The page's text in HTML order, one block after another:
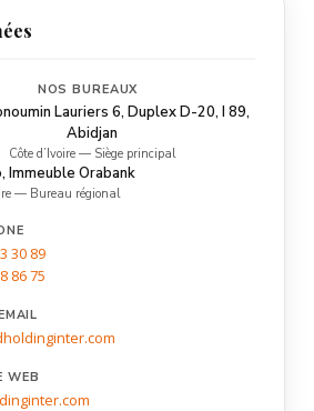
Connexion
un devis gratuit
NOS BUREAUX
Lauriers 6, Duplex D-20, I 89,
Abidjan
Côte d’Ivoire — Siège principal
Immeuble Orabank
— Bureau régional
30 89
86 75
WEB